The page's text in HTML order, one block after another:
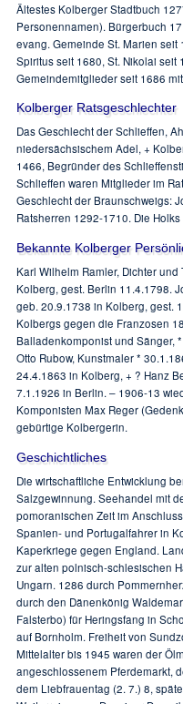
Ältestes Kolberger Stadtbuch
Personennamen). Bürgerbuch
evang. Gemeinde St. Marien
Spiritus seit 1680, St. Nikolai
Gemeindemitglieder seit 1686
Kolberger Ratsgeschlechter
Das Geschlecht der Schlieffen,
niedersächsischem Adel, +
1466, Begründer des
Schlieffen waren Mitglieder im
Geschlecht der Braunschweigs:
Ratsherren 1292-1710. Die
Bekannte Kolberger
Karl Wilhelm Ramler, Dichter
Kolberg, gest. Berlin 11.4.1798.
geb. 20.9.1738 in Kolberg, gest.
Kolbergs gegen die Franzosen
Balladenkomponist und Sänger,
Otto Rubow, Kunstmaler *
24.4.1863 in Kolberg, + ? Hanz
7.1.1926 in Berlin. – 1906-13
Komponisten Max Reger
gebürtige Kolbergerin.
Geschichtliches
Die wirtschaftliche Entwicklung
Salzgewinnung. Seehandel mit
pomoranischen Zeit im
Spanien- und Portugalfahrer in
Kaperkriege gegen England.
zur alten polnisch-schlesischen
Ungarn. 1286 durch
durch den Dänenkönig
Falsterbo) für Heringsfang in
auf Bornholm. Freiheit von
Mittelalter bis 1945 waren der
angeschlossenem Pferdemarkt,
dem Liebfrauentag (2. 7.) 8,